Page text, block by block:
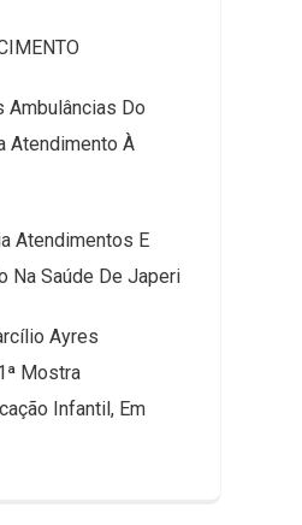
Ambulâncias Do
Atendimento À
Atendimentos E
Na Saúde De Japeri
Ayres
Mostra
Infantil, Em